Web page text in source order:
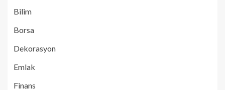
Bilim
Borsa
Dekorasyon
Emlak
Finans